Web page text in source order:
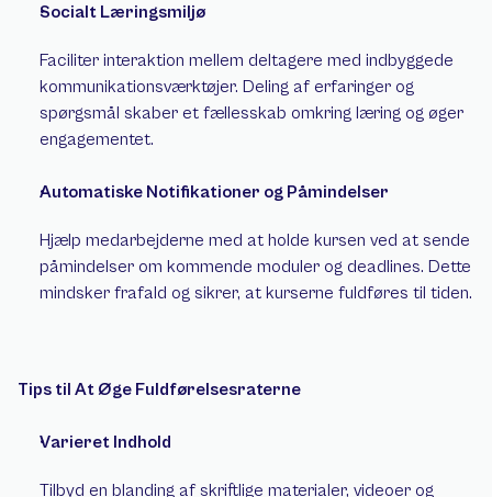
Socialt Læringsmiljø
Faciliter interaktion mellem deltagere med indbyggede
kommunikationsværktøjer. Deling af erfaringer og
spørgsmål skaber et fællesskab omkring læring og øger
engagementet.
Automatiske Notifikationer og Påmindelser
Hjælp medarbejderne med at holde kursen ved at sende
påmindelser om kommende moduler og deadlines. Dette
mindsker frafald og sikrer, at kurserne fuldføres til tiden.
Tips til At Øge Fuldførelsesraterne
Varieret Indhold
Tilbyd en blanding af skriftlige materialer, videoer og